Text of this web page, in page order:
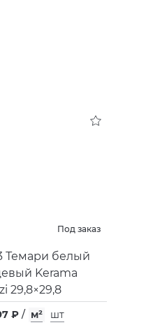
Под заказ
Темари белый
Kerama
29,8×29,8
₽ / м² шт